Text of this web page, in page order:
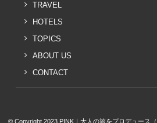
TRAVEL
HOTELS
TOPICS
ABOUT US
CONTACT
© Copyright 2023 PINK｜大人の旅をプロデュース